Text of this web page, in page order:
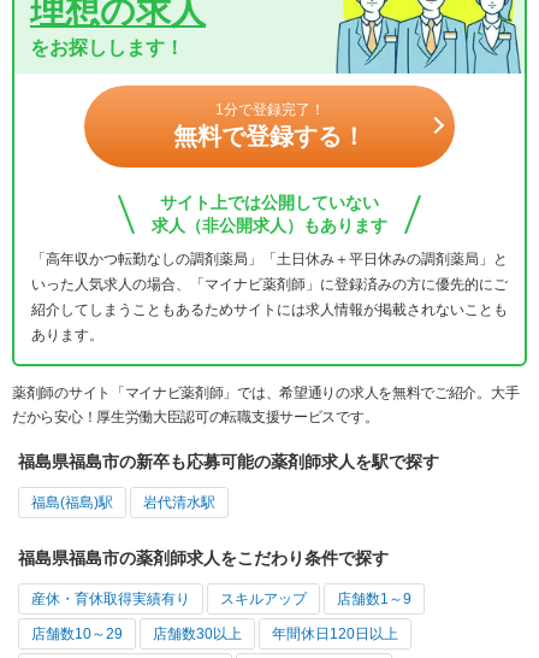
理想の求人
をお探しします！
1分で登録完了！
無料で登録する！
サイト上では公開していない
求人（非公開求人）もあります
「高年収かつ転勤なしの調剤薬局」「土日休み＋平日休みの調剤薬局」と
いった人気求人の場合、「マイナビ薬剤師」に登録済みの方に優先的にご
紹介してしまうこともあるためサイトには求人情報が掲載されないことも
あります。
薬剤師のサイト「マイナビ薬剤師」では、希望通りの求人を無料でご紹介。大手
だから安心！厚生労働大臣認可の転職支援サービスです。
福島県福島市の新卒も応募可能の薬剤師求人を駅で探す
福島(福島)駅 岩代清水駅
福島県福島市の薬剤師求人をこだわり条件で探す
産休・育休取得実績有り スキルアップ 店舗数1～9
店舗数10～29 店舗数30以上 年間休日120日以上